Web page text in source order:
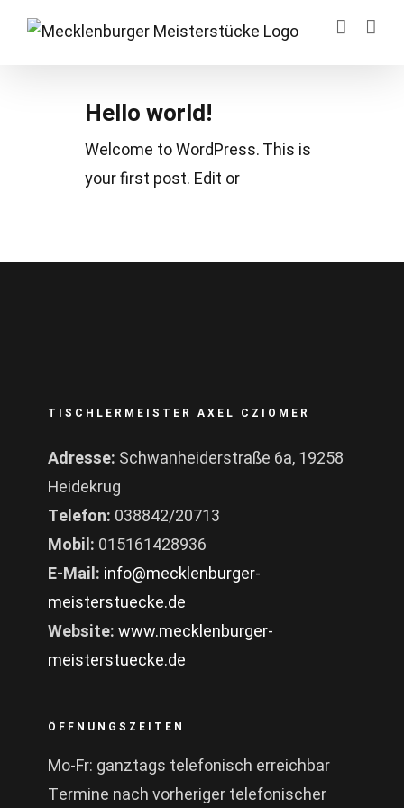
Zum
Hello world!
Welcome to WordPress. This is
your first post. Edit or
TISCHLERMEISTER AXEL CZIOMER
Adresse: Schwanheiderstraße 6a, 19258
Heidekrug
Telefon: 038842/20713
Mobil: 015161428936
E-Mail: info@mecklenburger-
meisterstuecke.de
Website:www.mecklenburger-
meisterstuecke.de
ÖFFNUNGSZEITEN
Mo-Fr: ganztags telefonisch erreichbar
Termine nach vorheriger telefonischer